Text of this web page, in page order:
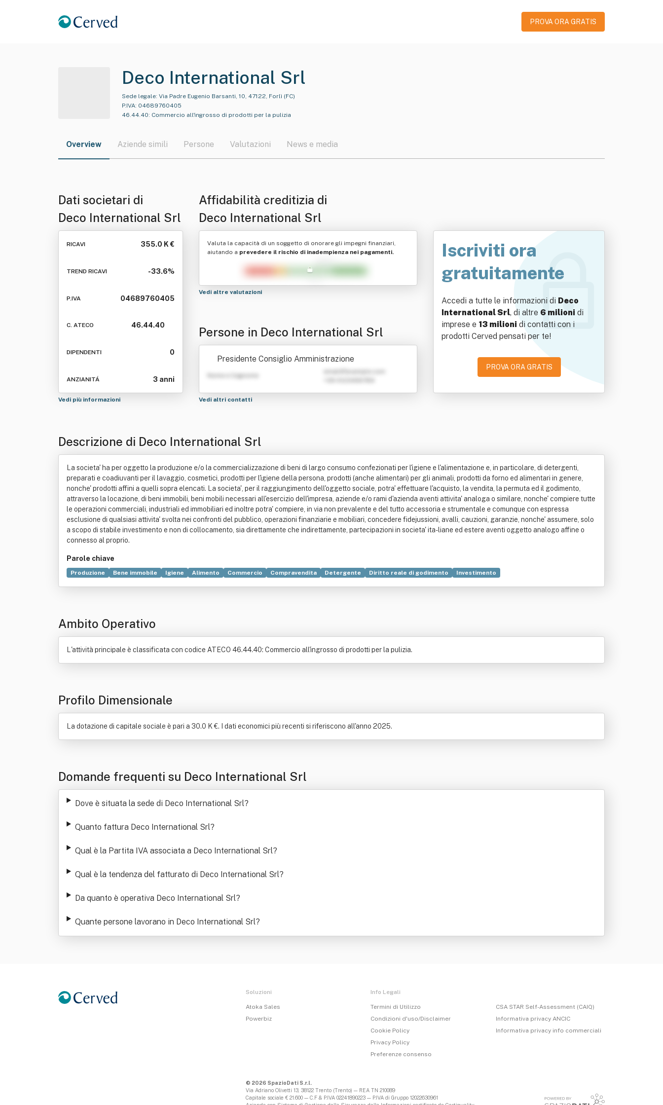
PROVA ORA GRATIS
Deco International Srl
Sede legale: Via Padre Eugenio Barsanti, 10, 47122, Forlì (FC)
P.IVA: 04689760405
46.44.40: Commercio all'ingrosso di prodotti per la pulizia
Overview Aziende simili Persone Valutazioni News e media
Dati societari di
Deco International Srl
RICAVI 355.0 K €
TREND RICAVI -33.6%
P.IVA 04689760405
C. ATECO 46.44.40
DIPENDENTI 0
ANZIANITÁ 3 anni
Vedi più informazioni
Affidabilità creditizia di
Deco International Srl
Valuta la capacità di un soggetto di onorare gli impegni finanziari,
aiutando a prevedere il rischio di inadempienza nei pagamenti.
Vedi altre valutazioni
Persone in Deco International Srl
Presidente Consiglio Amministrazione
Nome e Cognome
Vedi altri contatti
Iscriviti ora
gratuitamente
Accedi a tutte le informazioni di Deco
International Srl, di altre 6 milioni di
imprese e 13 milioni di contatti con i
prodotti Cerved pensati per te!
PROVA ORA GRATIS
Descrizione di Deco International Srl
La societa' ha per oggetto la produzione e/o la commercializzazione di beni di largo consumo confezionati per l'igiene e l'alimentazione e, in particolare, di detergenti,
preparati e coadiuvanti per il lavaggio, cosmetici, prodotti per l'igiene della persona, prodotti (anche alimentari) per gli animali, prodotti da forno ed alimentari in genere,
nonche' prodotti affini a quelli sopra elencati. La societa', per il raggiungimento dell'oggetto sociale, potra' effettuare l'acquisto, la vendita, la permuta ed il godimento,
attraverso la locazione, di beni immobili, beni mobili necessari all'esercizio dell'impresa, aziende e/o rami d'azienda aventi attivita' analoga o similare, nonche' compiere tutte
le operazioni commerciali, industriali ed immobiliari ed inoltre potra' compiere, in via non prevalente e del tutto accessoria e strumentale e comunque con espressa
esclusione di qualsiasi attivita' svolta nei confronti del pubblico, operazioni finanziarie e mobiliari, concedere fidejussioni, avalli, cauzioni, garanzie, nonche' assumere, solo
a scopo di stabile investimento e non di collocamento, sia direttamente che indirettamente, partecipazioni in societa' ita-liane ed estere aventi oggetto analogo affine o
connesso al proprio.
Parole chiave
Produzione Bene immobile Igiene Alimento Commercio Compravendita Detergente Diritto reale di godimento Investimento
Ambito Operativo
L'attività principale è classificata con codice ATECO 46.44.40: Commercio all'ingrosso di prodotti per la pulizia.
Profilo Dimensionale
La dotazione di capitale sociale è pari a 30.0 K €. I dati economici più recenti si riferiscono all'anno 2025.
Domande frequenti su Deco International Srl
Dove è situata la sede di Deco International Srl?
Quanto fattura Deco International Srl?
Qual è la Partita IVA associata a Deco International Srl?
Qual è la tendenza del fatturato di Deco International Srl?
Da quanto è operativa Deco International Srl?
Quante persone lavorano in Deco International Srl?
Soluzioni
Atoka Sales
Powerbiz
Info Legali
Termini di Utilizzo
Condizioni d'uso/Disclaimer
Cookie Policy
Privacy Policy
Preferenze consenso
CSA STAR Self-Assessment (CAIQ)
Informativa privacy ANCIC
Informativa privacy info commerciali
© 2026 SpazioDati S.r.l.
Via Adriano Olivetti 13, 38122 Trento (Trento) — REA TN 210089
Capitale sociale € 21.600 — C.F & P.IVA 02241890223 — P.IVA di Gruppo 12022630961